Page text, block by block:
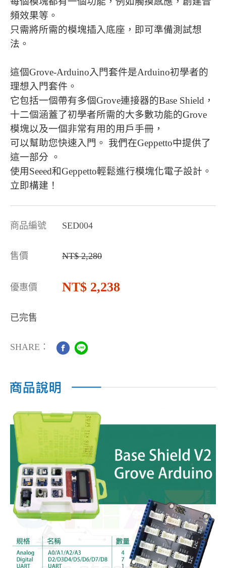
頻效果等。
只需將所需的模塊插入底座，即可準備測試想
法。
這個Grove-Arduino入門套件是Arduino初學者的
理想入門套件。
它包括一個帶有多個Grove連接器的Base Shield，
十二個涵蓋了初學者所需的大多數功能的Grove
模塊以及一個非常有用的用戶手冊，
可以幫助您快速入門。 我們在Geppetto中提供了
這一部分 。
使用Seeed和Geppetto輕鬆進行模塊化電子設計。
立即構建！
商品編號 SED004
售價 2,280
優惠價 2,238
已完售
SHARE：